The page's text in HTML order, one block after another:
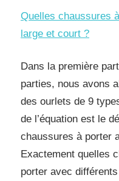
Quelles chaussures
large et court ?
Dans la première
parties, nous avons
des ourlets de 9
de l’équation est le
chaussures à porter
Exactement quelles
porter avec